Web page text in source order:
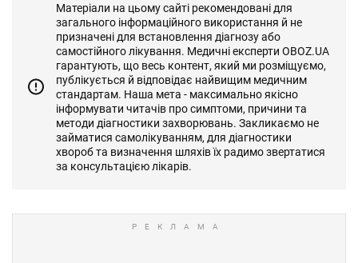
Матеріали на цьому сайті рекомендовані для
загального інформаційного використання й не
призначені для встановлення діагнозу або
самостійного лікування. Медичні експерти OBOZ.UA
гарантують, що весь контент, який ми розміщуємо,
публікується й відповідає найвищим медичним
стандартам. Наша мета - максимально якісно
інформувати читачів про симптоми, причини та
методи діагностики захворювань. Закликаємо не
займатися самолікуванням, для діагностики
хвороб та визначення шляхів їх радимо звертатися
за консультацією лікарів.